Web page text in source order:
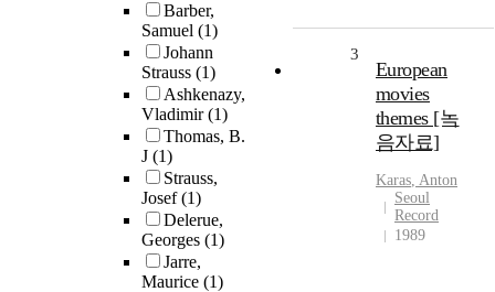
Barber,
Samuel (1)
Johann
Strauss (1)
Ashkenazy,
Vladimir(1)
Thomas, B.
J (1)
Strauss,
Josef(1)
Delerue,
Georges (1)
Jarre,
Maurice (1)
3
European
movies
themes [녹
음자료]
Karas, Anton
Seoul
Record
1989